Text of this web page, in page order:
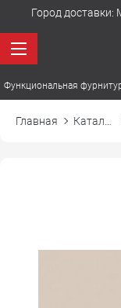
Город доставки:
Функциональная
Главная